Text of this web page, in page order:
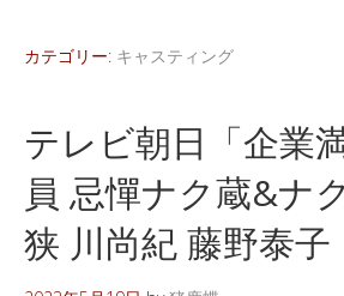
カテゴリー: キャスティング
テレビ朝日「企業
員 忌憚ナク蔵&ナ
狭 川尚紀 藤野泰子